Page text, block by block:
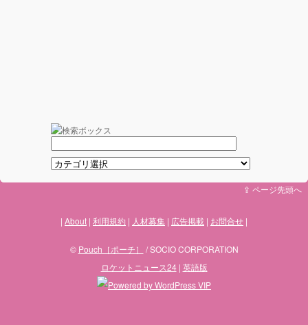
⇪ ページ先頭へ
About 利用規約 人材募集 広告掲載 お問合せ
© Pouch［ポーチ］
/ SOCIO CORPORATION
ロケットニュース24| 英語版